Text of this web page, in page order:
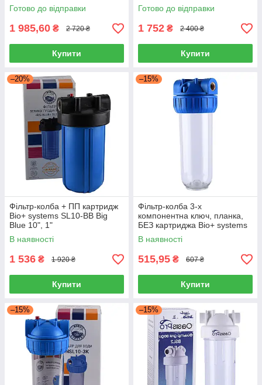
Готово до відправки
1 985,60 ₴ 2 720 ₴
Купити
Готово до відправки
1 752 ₴ 2 400 ₴
Купити
–20%
Фільтр-колба + ПП картридж
Віо+ systems SL10-BB Big
Blue 10", 1"
В наявності
1 536 ₴ 1 920 ₴
Купити
–15%
Фільтр-колба 3-х
компонентна ключ, планка,
БЕЗ картриджа Bio+ systems
NSL10-3K, 1/2"
В наявності
515,95 ₴ 607 ₴
Купити
–15% –15%